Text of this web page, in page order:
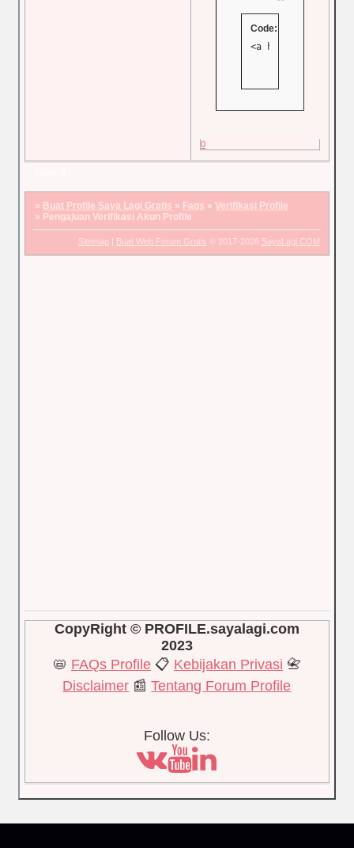
Code:
<a href="https://
0
» Buat Profile Saya Lagi Gratis » Faqs »Verifikasi Profile
» Pengajuan Verifikasi Akun Profile
Sitemap| Buat Web Forum Gratis © 2017-2026 SayaLagi.COM
CopyRight © PROFILE.sayalagi.com
2023
📛 FAQs Profile📋 Kebijakan Privasi 📇
Disclaimer 📰Tentang Forum Profile
Follow Us: